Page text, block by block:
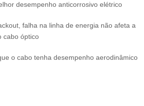
desempenho anticorrosivo elétrico
falha na linha de energia não afeta a
cabo óptico
o cabo tenha desempenho aerodinâmico